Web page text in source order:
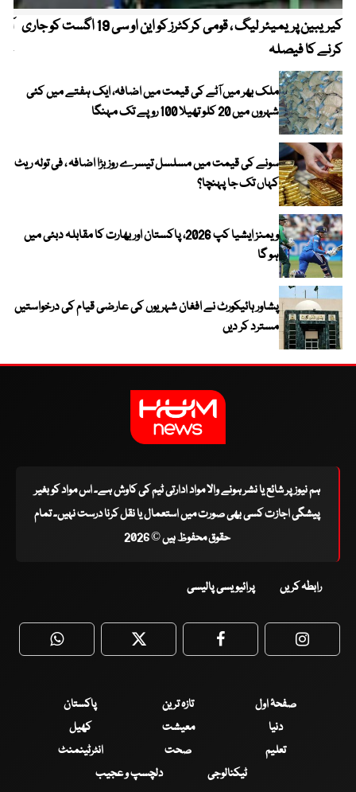
کیریبین پریمیئر لیگ ، قومی کرکٹرز کو این او سی 19 اگست کو جاری
کرنے کا فیصلہ
ملک بھر میں آٹے کی قیمت میں اضافہ، ایک ہفتے میں کئی
شہروں میں 20 کلو تھیلا 100 روپے تک مہنگا
سونے کی قیمت میں مسلسل تیسرے روز بڑا اضافہ ، فی تولہ ریٹ
کہاں تک جا پہنچا؟
ویمنز ایشیا کپ 2026، پاکستان اور بھارت کا مقابلہ دبئی میں
ہو گا
پشاور ہائیکورٹ نے افغان شہریوں کی عارضی قیام کی درخواستیں
مسترد کر دیں
ہم نیوز پر شائع یا نشر ہونے والا مواد ادارتی ٹیم کی کاوش ہے۔ اس مواد کو بغیر
پیشگی اجازت کسی بھی صورت میں استعمال یا نقل کرنا درست نہیں۔ تمام
حقوق محفوظ ہیں © 2026
رابطہ کریں پرائیویسی پالیسی
WhatsApp Twitter Facebook
صفحۂ اول تازہ ترین
پاکستان
دنیا
معیشت
کھیل
تعلیم
صحت
انٹرٹینمنٹ
ٹیکنالوجی
دلچسپ و عجیب